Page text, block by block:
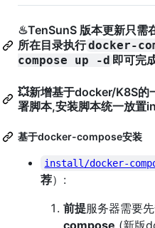
♨TenSunS 版本更新只需
所在目录执行docker-
compose up -d 即可完
💥新增基于docker/K8S的
署脚本,安装脚本统一放置
基于docker-compose安装
install/docker-
荐）:
前提服务器需要